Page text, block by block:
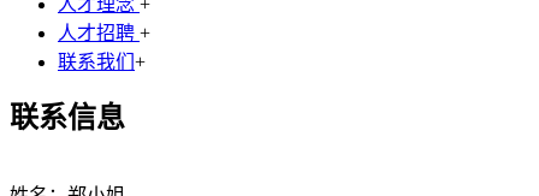
人才理念 +
人才招聘 +
联系我们 +
联系信息